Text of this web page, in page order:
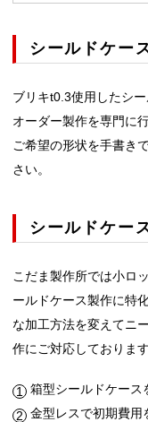
シールドケー
ブリキt0.3使用したシ
オーダー製作を専門に
ご希望の形状を手書き
さい。
シールドケー
こだま製作所では小ロ
ールドケース製作に特
な加工方法を変えてニ
作にご対応しております
箱型シールドケース
金型レスで初期費用